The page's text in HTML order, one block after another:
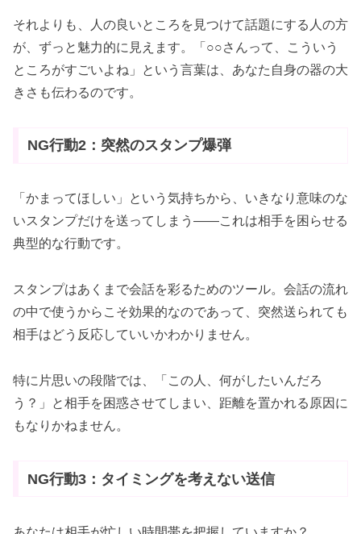
それよりも、人の良いところを見つけて話題にする人の方
が、ずっと魅力的に見えます。「○○さんって、こういう
ところがすごいよね」という言葉は、あなた自身の器の大
きさも伝わるのです。
NG行動2：突然のスタンプ爆弾
「かまってほしい」という気持ちから、いきなり意味のな
いスタンプだけを送ってしまう——これは相手を困らせる
典型的な行動です。
スタンプはあくまで会話を彩るためのツール。会話の流れ
の中で使うからこそ効果的なのであって、突然送られても
相手はどう反応していいかわかりません。
特に片思いの段階では、「この人、何がしたいんだろ
う？」と相手を困惑させてしまい、距離を置かれる原因に
もなりかねません。
NG行動3：タイミングを考えない送信